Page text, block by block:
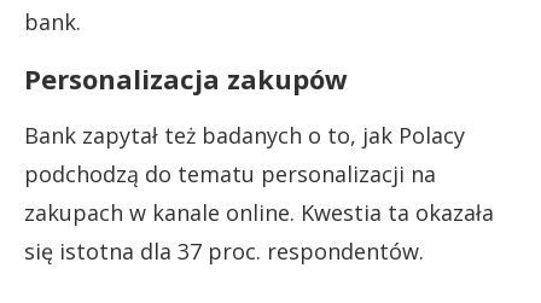
bank.
Personalizacja zakupów
Bank zapytał też badanych o to, jak Polacy
podchodzą do tematu personalizacji na
zakupach w kanale online. Kwestia ta okazała
się istotna dla 37 proc. respondentów.